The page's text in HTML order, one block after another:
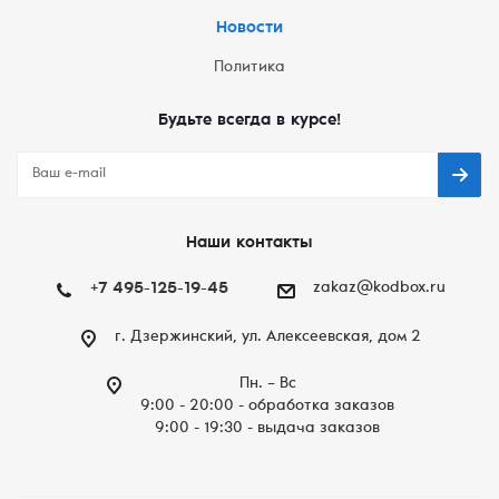
Новости
Политика
Будьте всегда в курсе!
Наши контакты
+7 495-125-19-45 zakaz@kodbox.ru
г. Дзержинский, ул. Алексеевская, дом 2
Пн. – Вc
9:00 - 20:00 - обработка заказов
9:00 - 19:30 - выдача заказов